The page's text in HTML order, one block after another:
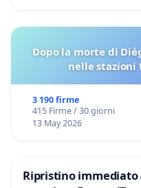
Dopo la morte di
nelle stazioni
3 190 firme
415 Firme / 30 giorni
13 May 2026
Ripristino immediato